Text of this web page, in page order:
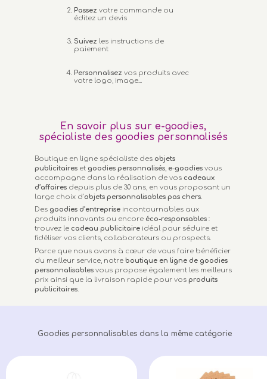
Passez votre commande ou
éditez un devis
Suivez les instructions de
paiement
Personnalisez vos produits avec
votre logo, image...
En savoir plus sur e-goodies,
spécialiste des goodies personnalisés
Boutique en ligne spécialiste des objets
publicitaires et goodies personnalisés, e-goodies vous
accompagne dans la réalisation de vos cadeaux
d’affaires depuis plus de 30 ans, en vous proposant un
large choix d’objets personnalisables pas chers.
Des goodies d’entreprise incontournables aux
produits innovants ou encore éco-responsables :
trouvez le cadeau publicitaire idéal pour séduire et
fidéliser vos clients, collaborateurs ou prospects.
Parce que nous avons à cœur de vous faire bénéficier
du meilleur service, notreboutique en ligne de goodies
personnalisables vous propose également les meilleurs
prix ainsi que la livraison rapide pour vos produits
publicitaires.
Goodies personnalisables dans la même catégorie